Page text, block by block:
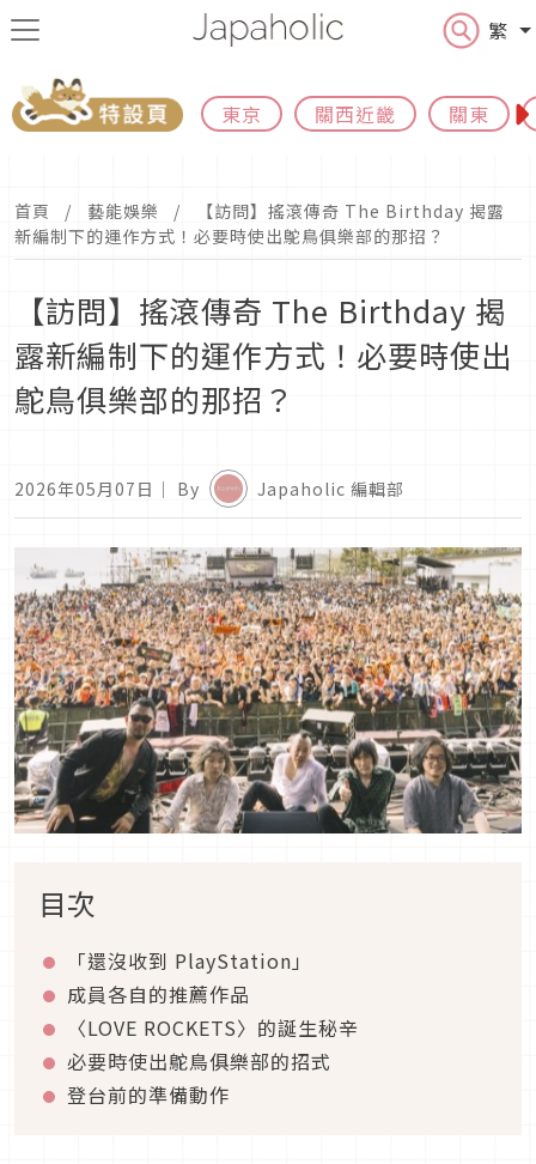
繁
東京 關西近畿 關東
首頁 藝能娛樂
【訪問】搖滾傳奇 The Birthday 揭露
新編制下的運作方式！必要時使出鴕鳥俱樂部的那招？
【訪問】搖滾傳奇 The Birthday 揭
露新編制下的運作方式！必要時使出
鴕鳥俱樂部的那招？
2026年05月07日 ｜ By Japaholic 編輯部
目次
「還沒收到 PlayStation」
成員各自的推薦作品
〈LOVE ROCKETS〉的誕生秘辛
必要時使出鴕鳥俱樂部的招式
登台前的準備動作